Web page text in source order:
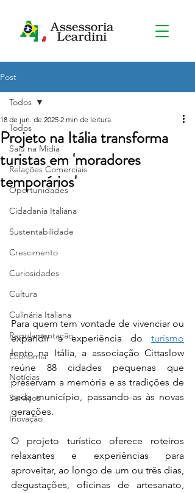
Post
Todos
Saiu na Mídia
Relações Comerciais
Oportunidades
Cidadania Italiana
Sustentabilidade
Crescimento
Curiosidades
Cultura
Culinária Italiana
Regulamentação
Economia
Notícias
Serviços
Inovação
Todos
Projeto na Itália transforma
turistas em 'moradores
temporários'
18 de jun. de 2025 2 min de leitura
Para quem tem vontade de vivenciar ou
expandir a experiência do turismo
lento na Itália, a associação Cittaslow
reúne 88 cidades pequenas que
preservam a memória e as tradições de
cada município, passando-as às novas
gerações.
O projeto turístico oferece roteiros
relaxantes e experiências para
aproveitar, ao longo de um ou três dias,
degustações, oficinas de artesanato,